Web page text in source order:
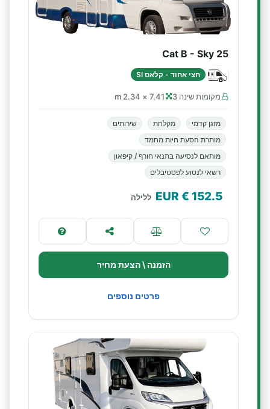
Cat B - Sky 25
חצי אחוד - קלאס SI
מקומות שינה 3 7.41 × 2.34 m
מזגן קדמי מקלחת
שירותים
מותרת הסעת חיות מחמד
מותאם לנסיעה בתנאי חורף / קיפאון
רשאי לנסוע לפסטיבלים
152.5
€ EUR ללילה
הזמנה \ הצעת מחיר
פרטים נוספים